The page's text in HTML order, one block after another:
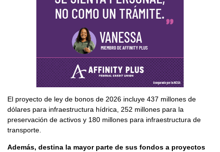
El proyecto de ley de bonos de 2026 incluye 437 millones de
dólares para infraestructura hídrica, 252 millones para la
preservación de activos y 180 millones para infraestructura de
transporte.
Además, destina la mayor parte de sus fondos a proyectos